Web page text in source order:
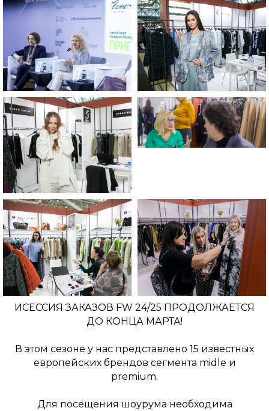
ИСЕССИЯ ЗАКАЗОВ FW 24/25 ПРОДОЛЖАЕТСЯ
ДО КОНЦА МАРТА!
В этом сезоне у нас представлено 15 известных
европейских брендов сегмента midle и
premium.
Для посещения шоурума необходима